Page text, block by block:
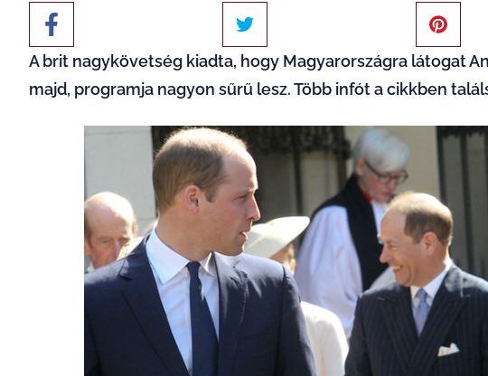
A brit nagykövetség kiadta, hogy Magyarországra látogat
majd, programja nagyon sűrű lesz. Több infót a cikkben